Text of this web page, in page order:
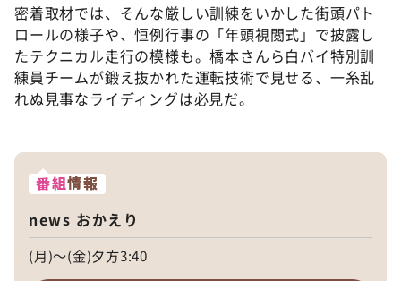
密着取材では、そんな厳しい訓練をいかした街頭パト
ロールの様子や、恒例行事の「年頭視閲式」で披露し
たテクニカル走行の模様も。橋本さんら白バイ特別訓
練員チームが鍛え抜かれた運転技術で見せる、一糸乱
れぬ見事なライディングは必見だ。
番組情報
news おかえり
(月)～(金)夕方3:40